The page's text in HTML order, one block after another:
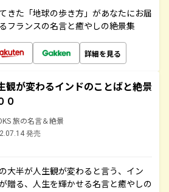
きた「地球の歩き方」があなたにお届
フランスの名言と癒やしの絶景集
詳細を見る
観が変わるインドのことばと絶景
０
旅の名言＆絶景
発売
大半が人生観が変わると言う、イン
贈る、人生を輝かせる名言と癒やしの